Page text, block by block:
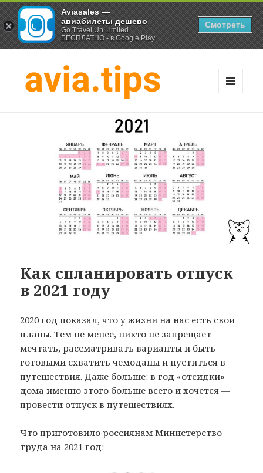
Хитрости экономных
путешественников
Как спланировать отпуск
в 2021 году
2020 год показал, что у жизни на нас есть свои
планы. Тем не менее, никто не запрещает
мечтать, рассматривать варианты и быть
готовыми схватить чемоданы и пуститься в
путешествия. Даже больше: в год «отсидки»
дома именно этого больше всего и хочется —
провести отпуск в путешествиях.
Что приготовило россиянам Министерство
труда на 2021 год:
Aviasales —
авиабилеты дешево
Go Travel Un Limited
БЕСПЛАТНО - в Google Play
Смотреть